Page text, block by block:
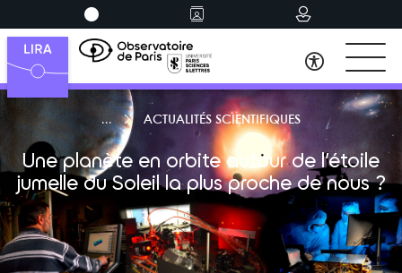
ACTUALITÉS SCIENTIFIQUES
Une planète en orbite autour de l’étoile
jumelle du Soleil la plus proche de nous ?